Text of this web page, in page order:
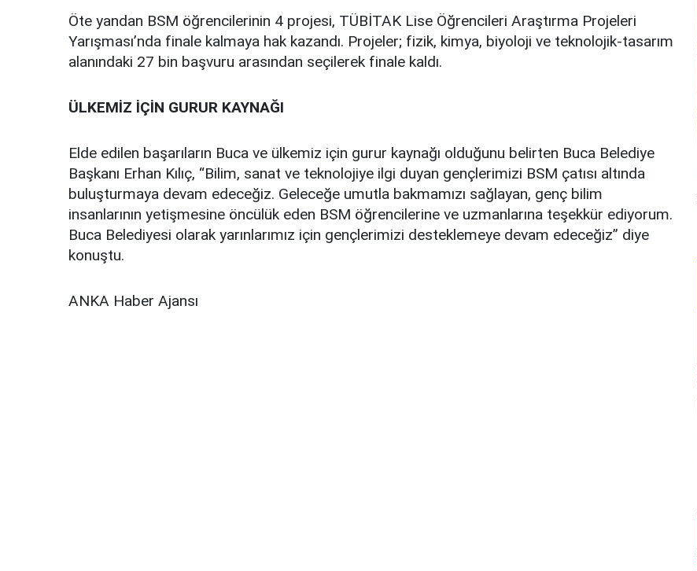
Öte yandan BSM öğrencilerinin 4 projesi, TÜBİTAK Lise Öğrencileri Araştırma Projeleri
Yarışması’nda finale kalmaya hak kazandı. Projeler; fizik, kimya, biyoloji ve teknolojik-tasarım
alanındaki 27 bin başvuru arasından seçilerek finale kaldı.
ÜLKEMİZ İÇİN GURUR KAYNAĞI
Elde edilen başarıların Buca ve ülkemiz için gurur kaynağı olduğunu belirten Buca Belediye
Başkanı Erhan Kılıç, “Bilim, sanat ve teknolojiye ilgi duyan gençlerimizi BSM çatısı altında
buluşturmaya devam edeceğiz. Geleceğe umutla bakmamızı sağlayan, genç bilim
insanlarının yetişmesine öncülük eden BSM öğrencilerine ve uzmanlarına teşekkür ediyorum.
Buca Belediyesi olarak yarınlarımız için gençlerimizi desteklemeye devam edeceğiz” diye
konuştu.
ANKA Haber Ajansı